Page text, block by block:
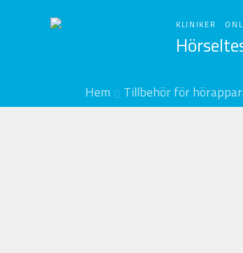
till
till
KLINIKER
Hem Tillbehör för